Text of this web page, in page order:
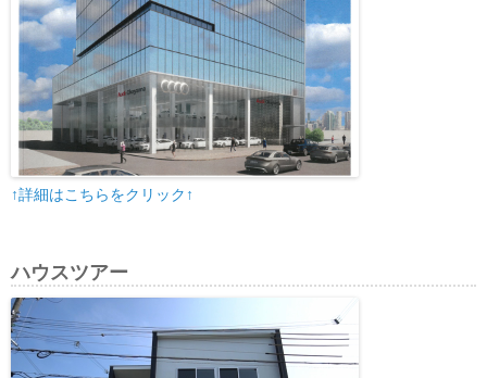
↑詳細はこちらをクリック↑
ハウスツアー